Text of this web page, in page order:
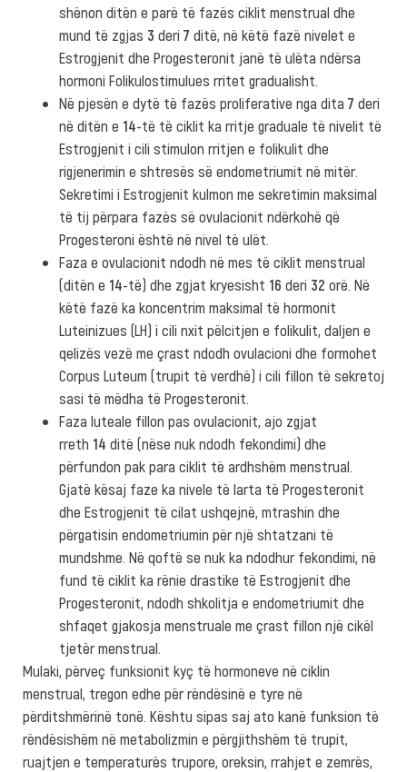
shënon ditën e parë të fazës ciklit menstrual dhe
mund të zgjas 3 deri 7 ditë, në këtë fazë nivelet e
Estrogjenit dhe Progesteronit janë të ulëta ndërsa
hormoni Folikulostimulues rritet gradualisht.
Në pjesën e dytë të fazës proliferative nga dita 7 deri
në ditën e 14-të të ciklit ka rritje graduale të nivelit të
Estrogjenit i cili stimulon rritjen e folikulit dhe
rigjenerimin e shtresës së endometriumit në mitër.
Sekretimi i Estrogjenit kulmon me sekretimin maksimal
të tij përpara fazës së ovulacionit ndërkohë që
Progesteroni është në nivel të ulët.
Faza e ovulacionit ndodh në mes të ciklit menstrual
(ditën e 14-të) dhe zgjat kryesisht 16 deri 32 orë. Në
këtë fazë ka koncentrim maksimal të hormonit
Luteinizues (LH) i cili nxit pëlcitjen e folikulit, daljen e
qelizës vezë me çrast ndodh ovulacioni dhe formohet
Corpus Luteum (trupit të verdhë) i cili fillon të sekretoj
sasi të mëdha të Progesteronit.
Faza luteale fillon pas ovulacionit, ajo zgjat
rreth 14 ditë (nëse nuk ndodh fekondimi) dhe
përfundon pak para ciklit të ardhshëm menstrual.
Gjatë kësaj faze ka nivele të larta të Progesteronit
dhe Estrogjenit të cilat ushqejnë, mtrashin dhe
përgatisin endometriumin për një shtatzani të
mundshme. Në qoftë se nuk ka ndodhur fekondimi, në
fund të ciklit ka rënie drastike të Estrogjenit dhe
Progesteronit, ndodh shkolitja e endometriumit dhe
shfaqet gjakosja menstruale me çrast fillon një cikël
tjetër menstrual.
Mulaki, përveç funksionit kyç të hormoneve në ciklin
menstrual, tregon edhe për rëndësinë e tyre në
përditshmërinë tonë. Kështu sipas saj ato kanë funksion të
rëndësishëm në metabolizmin e përgjithshëm të trupit,
ruajtjen e temperaturës trupore, oreksin, rrahjet e zemrës,